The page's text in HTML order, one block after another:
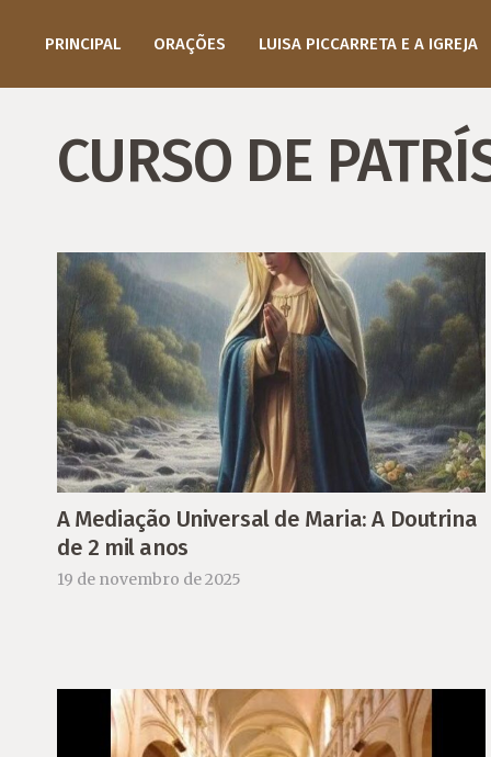
PRINCIPAL ORAÇÕES LUISA PICCARRETA E A IGREJA
CURSO DE
A Mediação Universal de Maria: A Doutrina
de 2 mil anos
19 de novembro de 2025